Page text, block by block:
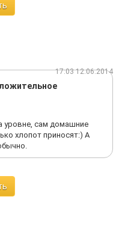
17:03 12.06.2014
уровне, сам домашние
хлопот приносят:) А